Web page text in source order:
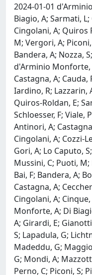
2024-01-01
Biagio, A; Sarmati,
Cingolani, A; Quiros
M; Vergori, A;
Bandera, A; Nozza,
d'Arminio Monforte,
Castagna, A; Cauda,
Iardino, R; Lazzarin,
Quiros-Roldan, E;
Schloesser, F;
Antinori, A;
Cingolani, A; Cozzi-
Gori, A; Lo Caputo,
Mussini, C; Puoti, M;
Bai, F; Bandera, A;
Castagna, A;
Cingolani, A;
Monforte, A; Di
A; Girardi, E;
S; Lapadula, G;
Madeddu, G;
G; Mondi, A;
Perno, C; Piconi, S;